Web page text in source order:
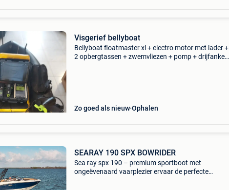
Visgerief bellyboat
Bellyboat floatmaster xl + electro motor met lader +
2 opbergtassen + zwemvliezen + pomp + drijfanker
Zo goed als nieuw Ophalen
SEARAY 190 SPX BOWRIDER
Sea ray spx 190 – premium sportboot met
ongeëvenaard vaarplezier ervaar de perfecte